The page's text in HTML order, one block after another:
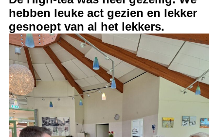
hebben leuke act gezien en lekker
gesnoept van al het lekkers.